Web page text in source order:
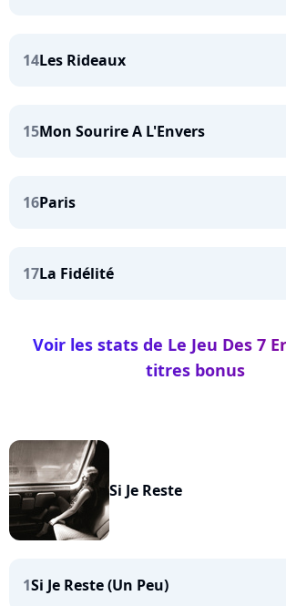
14Les Rideaux
15Mon Sourire A L'Envers
16Paris
17La Fidélité
Voir les stats de Le Jeu Des 7
titres bonus
Si Je Reste
1Si Je Reste (Un Peu)